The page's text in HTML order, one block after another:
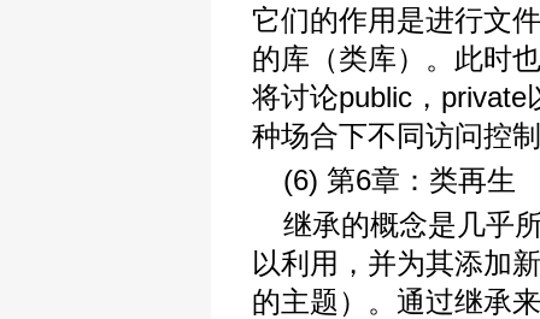
它们的作用是进行文
的库（类库）。此时
将讨论public，private
种场合下不同访问控
(6) 第6章：类再生
继承的概念是几乎
以利用，并为其添加
的主题）。通过继承